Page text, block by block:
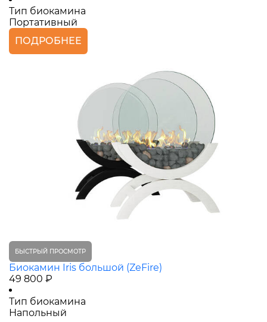
Тип биокамина
Портативный
ПОДРОБНЕЕ
БЫСТРЫЙ ПРОСМОТР
Биокамин Iris большой (ZeFire)
49 800 ₽
Тип биокамина
Напольный